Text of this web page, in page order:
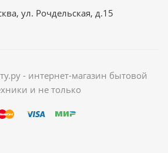
ул. Рочдельская, д.15
- интернет-магазин бытовой
и не только